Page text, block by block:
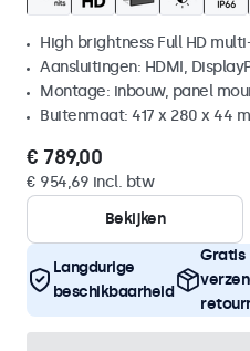
High brightness Full HD
Aansluitingen: HDMI,
Montage: inbouw, panel
Buitenmaat: 417 x 280 x 44
€ 789,00
€ 954,69 incl. btw
Bekijken
Langdurige
beschikbaarheid
Gratis